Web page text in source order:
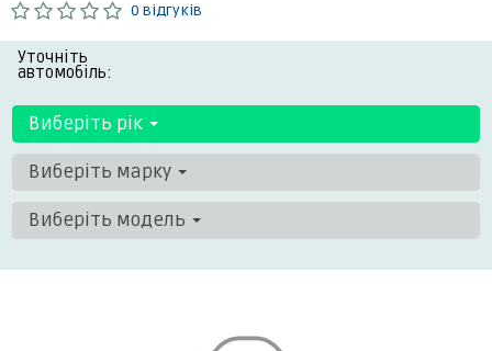
0 відгуків
Уточніть
автомобіль:
Виберіть рік
Виберіть марку
Виберіть модель